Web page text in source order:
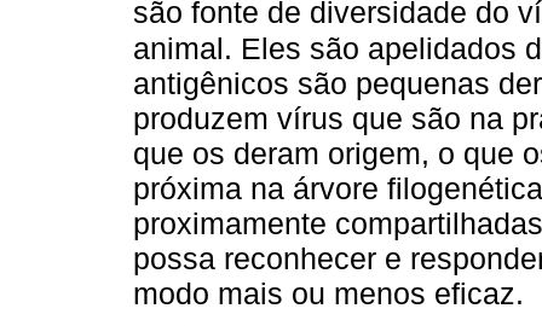
são fonte de diversidade do
animal. Eles são apelidados
antigênicos são pequenas
produzem vírus que são na
que os deram origem, o que
próxima na árvore
proximamente
possa reconhecer e
modo mais ou menos eficaz.